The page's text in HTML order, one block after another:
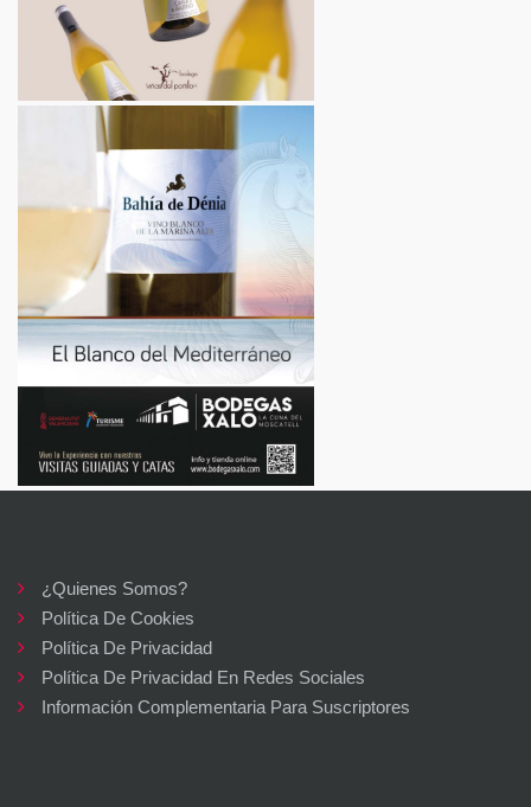
¿Quienes Somos?
Política De Cookies
Política De Privacidad
Política De Privacidad En Redes Sociales
Información Complementaria Para Suscriptores